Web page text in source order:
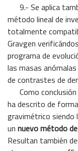
9.- Se aplica
método lineal de
totalmente
Gravgen
programa de
las masas
de contrastes de
Como conclusión
ha descrito de
gravimétrico siendo
un nuevo método
Resultan también